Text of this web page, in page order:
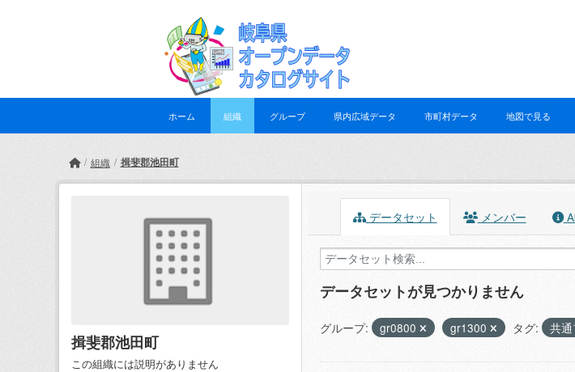
ホーム 組織 グループ 県内広域データ 市町村データ 地図で見る
組織 揖斐郡池田町
揖斐郡池田町
この組織には説明がありません
データセット メンバー
データセットが見つかりません
グループ: gr0800 gr1300 タグ: 共通